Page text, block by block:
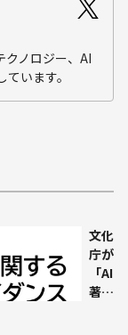
ノロジー、AI
います。
文化
庁が
「AI
著作